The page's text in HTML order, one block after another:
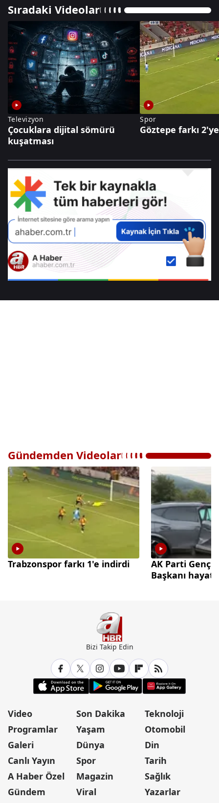
Sıradaki Videolar
Televizyon
Çocuklara dijital sömürü
kuşatması
Spor
Göztepe farkı 2'ye
Gündemden Videolar
Trabzonspor farkı 1'e indirdi
AK Parti
Başkanı
Bizi Takip Edin
Video
Programlar
Galeri
Canlı Yayın
A Haber Özel
Gündem
Son Dakika
Yaşam
Dünya
Spor
Magazin
Viral
Teknoloji
Otomobil
Din
Tarih
Sağlık
Yazarlar